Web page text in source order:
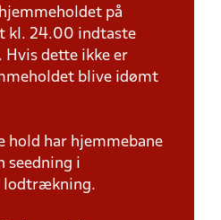
hjemmeholdet på
kl. 24.00 indtaste
Hvis dette ikke er
blive idømt
hold har hjemmebane
seedning i
lodtrækning.